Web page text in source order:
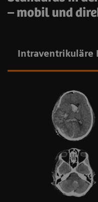
– mobil und
Intraventrikuläre